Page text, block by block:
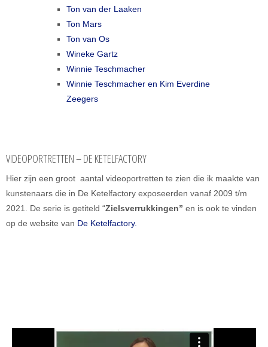
Ton van der Laaken
Ton Mars
Ton van Os
Wineke Gartz
Winnie Teschmacher
Winnie Teschmacher en Kim Everdine
Zeegers
VIDEOPORTRETTEN – DE KETELFACTORY
Hier zijn een groot aantal videoportretten te zien die ik maakte van
kunstenaars die in De Ketelfactory exposeerden vanaf 2009 t/m
2021. De serie is getiteld “Zielsverrukkingen” en is ook te vinden
op de website van De Ketelfactory.